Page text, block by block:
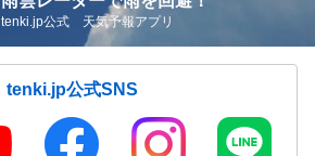
tenki.jp公式 天気予報アプリ
tenki.jp公式SNS